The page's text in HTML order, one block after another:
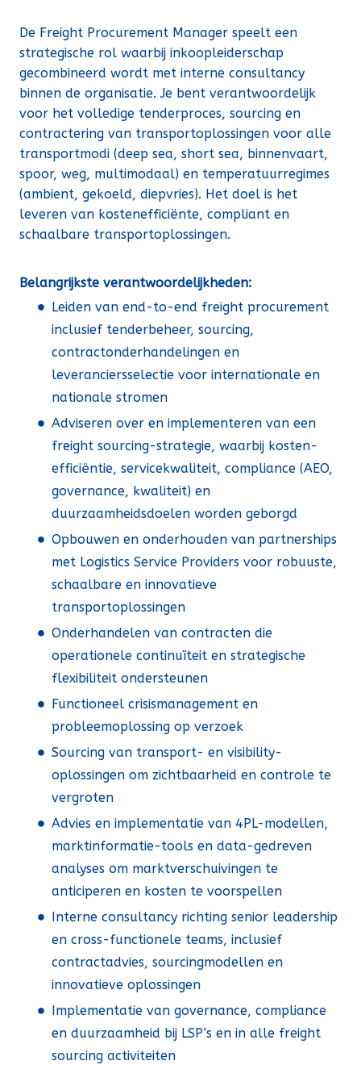
De Freight Procurement Manager speelt een
strategische rol waarbij inkoopleiderschap
gecombineerd wordt met interne consultancy
binnen de organisatie. Je bent verantwoordelijk
voor het volledige tenderproces, sourcing en
contractering van transportoplossingen voor alle
transportmodi (deep sea, short sea, binnenvaart,
spoor, weg, multimodaal) en temperatuurregimes
(ambient, gekoeld, diepvries). Het doel is het
leveren van kostenefficiënte, compliant en
schaalbare transportoplossingen.
Belangrijkste verantwoordelijkheden:
Leiden van end-to-end freight procurement
inclusief tenderbeheer, sourcing,
contractonderhandelingen en
leveranciersselectie voor internationale en
nationale stromen
Adviseren over en implementeren van een
freight sourcing-strategie, waarbij kosten-
efficiëntie, servicekwaliteit, compliance (AEO,
governance, kwaliteit) en
duurzaamheidsdoelen worden geborgd
Opbouwen en onderhouden van partnerships
met Logistics Service Providers voor robuuste,
schaalbare en innovatieve
transportoplossingen
Onderhandelen van contracten die
operationele continuïteit en strategische
flexibiliteit ondersteunen
Functioneel crisismanagement en
probleemoplossing op verzoek
Sourcing van transport- en visibility-
oplossingen om zichtbaarheid en controle te
vergroten
Advies en implementatie van 4PL-modellen,
marktinformatie-tools en data-gedreven
analyses om marktverschuivingen te
anticiperen en kosten te voorspellen
Interne consultancy richting senior leadership
en cross-functionele teams, inclusief
contractadvies, sourcingmodellen en
innovatieve oplossingen
Implementatie van governance, compliance
en duurzaamheid bij LSP’s en in alle freight
sourcing activiteiten